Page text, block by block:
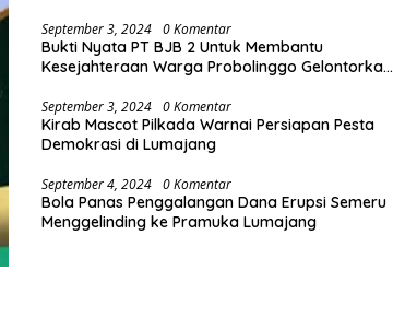
September 3, 2024 0 Komentar
Bukti Nyata PT BJB 2 Untuk Membantu
Kesejahteraan Warga Probolinggo Gelontorkan
September 3, 2024 0 Komentar
Kirab Mascot Pilkada Warnai Persiapan Pesta
Demokrasi di Lumajang
September 4, 2024 0 Komentar
Bola Panas Penggalangan Dana Erupsi Semeru
Menggelinding ke Pramuka Lumajang